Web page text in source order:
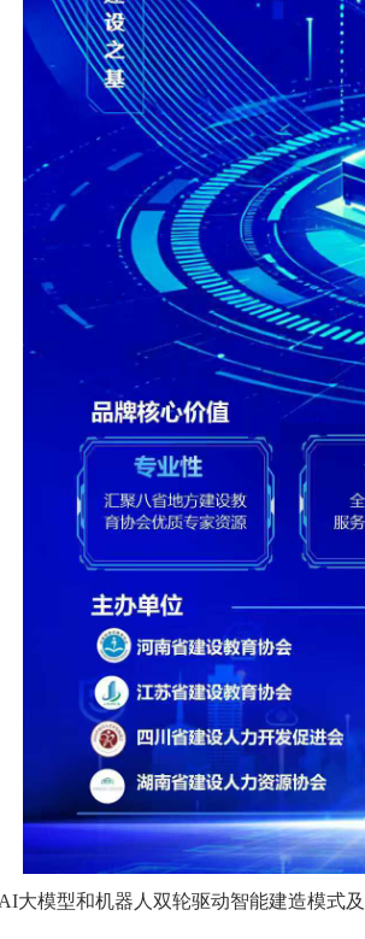
模型和机器人双轮驱动智能建造模式